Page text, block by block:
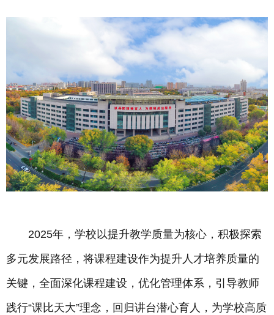
2025年，学校以提升教学质量为核心，积极探索
多元发展路径，将课程建设作为提升人才培养质量的
关键，全面深化课程建设，优化管理体系，引导教师
践行“课比天大”理念，回归讲台潜心育人，为学校高质